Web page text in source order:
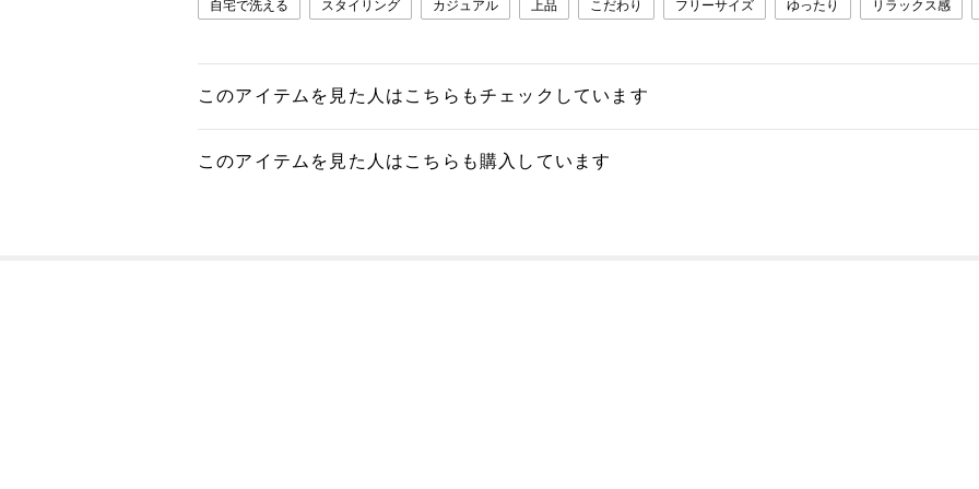
自宅で洗える スタイリング カジュアル 上品 こだわり フリーサイズ ゆったり リラックス感
このアイテムを見た人はこちらもチェックしています
このアイテムを見た人はこちらも購入しています